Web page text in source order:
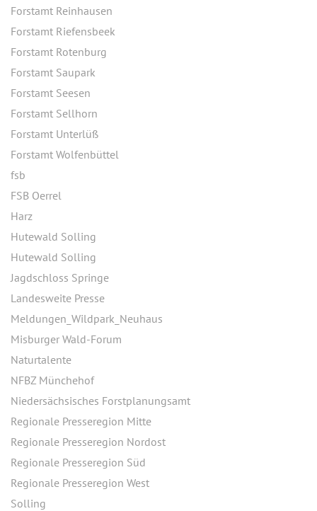
Forstamt Reinhausen
Forstamt Riefensbeek
Forstamt Rotenburg
Forstamt Saupark
Forstamt Seesen
Forstamt Sellhorn
Forstamt Unterlüß
Forstamt Wolfenbüttel
fsb
FSB Oerrel
Harz
Hutewald Solling
Hutewald Solling
Jagdschloss Springe
Landesweite Presse
Meldungen_Wildpark_Neuhaus
Misburger Wald-Forum
Naturtalente
NFBZ Münchehof
Niedersächsisches Forstplanungsamt
Regionale Presseregion Mitte
Regionale Presseregion Nordost
Regionale Presseregion Süd
Regionale Presseregion West
Solling